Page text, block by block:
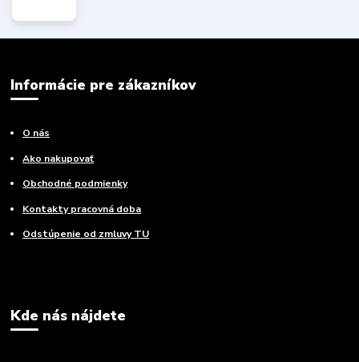
Informácie pre zákazníkov
O nás
Ako nakupovať
Obchodné podmienky
Kontakty pracovná doba
Odstúpenie od zmluvy TU
Kde nás nájdete